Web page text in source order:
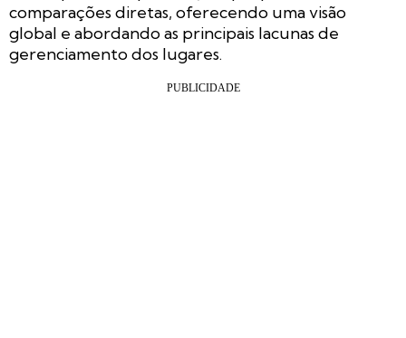
comparações diretas, oferecendo uma visão
global e abordando as principais lacunas de
gerenciamento dos lugares.